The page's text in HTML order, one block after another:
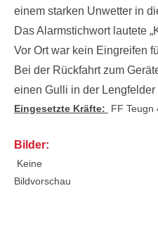
einem starken Unwetter in
Das Alarmstichwort lautete
Vor Ort war kein Eingreifen
Bei der Rückfahrt zum
einen Gulli in der Lengfelder
Eingesetzte Kräfte: FF Teugn
Bilder:
Keine
Bildvorschau